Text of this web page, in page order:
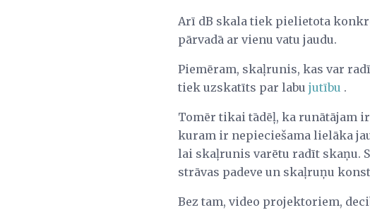
Arī dB skala tiek pielietota
pārvadā ar vienu vatu jaudu.
Piemēram, skaļrunis, kas var
tiek uzskatīts par labu jutību .
Tomēr tikai tādēļ, ka runātājam
kuram ir nepieciešama lielāka
lai skaļrunis varētu radīt skaņu.
strāvas padeve un skaļruņu
Bez tam, video projektoriem,